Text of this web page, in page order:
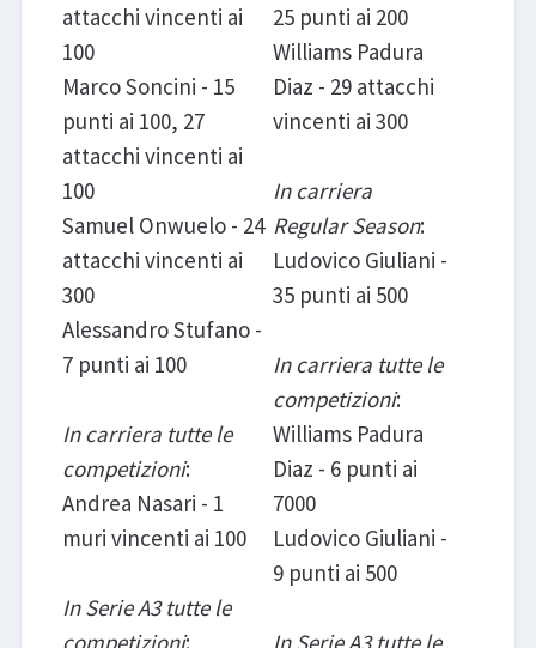
attacchi vincenti ai
100
Marco Soncini - 15
punti ai 100, 27
attacchi vincenti ai
100
Samuel Onwuelo - 24
attacchi vincenti ai
300
Alessandro Stufano -
7 punti ai 100
In carriera tutte le
competizioni:
Andrea Nasari - 1
muri vincenti ai 100
In Serie A3 tutte le
competizioni:
25 punti ai 200
Williams Padura
Diaz - 29 attacchi
vincenti ai 300
In carriera
Regular Season:
Ludovico Giuliani -
35 punti ai 500
In carriera tutte le
competizioni:
Williams Padura
Diaz - 6 punti ai
7000
Ludovico Giuliani -
9 punti ai 500
In Serie A3 tutte le